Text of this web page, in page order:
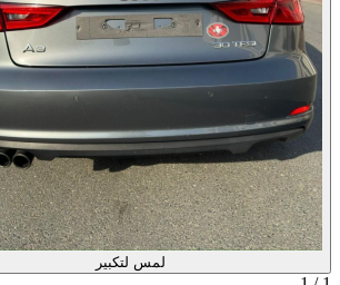
لمس لتكبير